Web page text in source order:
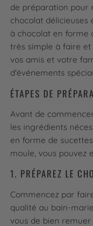
de préparation pour
chocolat délicieuses
à chocolat en forme
très simple à faire
vos amis et votre
d'événements
ÉTAPES DE
Avant de
les ingrédients
en forme de
moule, vous pouvez
1. PRÉPAREZ LE
Commencez par
qualité au bain-
vous de bien